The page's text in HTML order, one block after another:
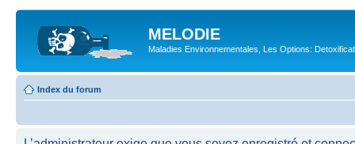
MELODIE
Maladies Environnementales, Les Options:
Index du forum